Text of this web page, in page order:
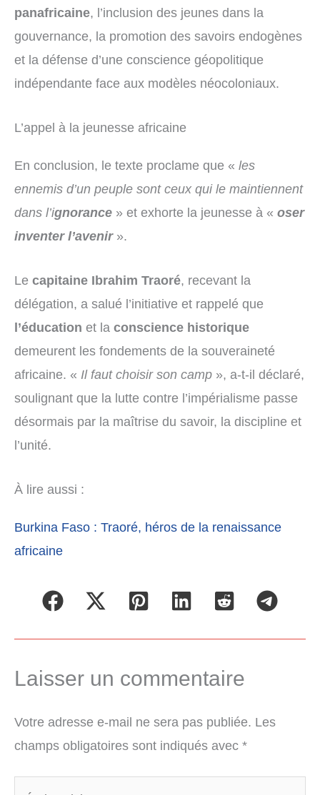
panafricaine, l’inclusion des jeunes dans la
gouvernance, la promotion des savoirs endogènes
et la défense d’une conscience géopolitique
indépendante face aux modèles néocoloniaux.
L’appel à la jeunesse africaine
En conclusion, le texte proclame que « les
ennemis d’un peuple sont ceux qui le maintiennent
dans l’ignorance » et exhorte la jeunesse à « oser
inventer l’avenir».
Le capitaine Ibrahim Traoré, recevant la
délégation, a salué l’initiative et rappelé que
l’éducation et la conscience historique
demeurent les fondements de la souveraineté
africaine. « Il faut choisir son camp », a-t-il déclaré,
soulignant que la lutte contre l’impérialisme passe
désormais par la maîtrise du savoir, la discipline et
l’unité.
À lire aussi :
Burkina Faso : Traoré, héros de la renaissance
africaine
Laisser un commentaire
Votre adresse e-mail ne sera pas publiée. Les
champs obligatoires sont indiqués avec *